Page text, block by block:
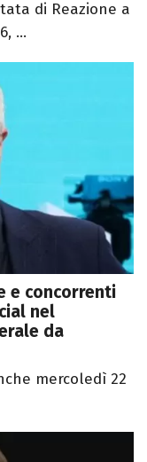
di Reazione a
...
e concorrenti
nel
da
mercoledì 22